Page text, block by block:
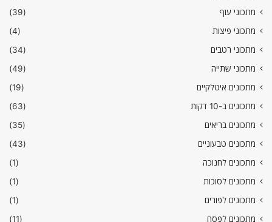
מתכוני עוף
(39)
מתכוני פיצות
(4)
מתכוני רטבים
(34)
מתכוני שתייה
(49)
מתכונים איטלקיים
(19)
מתכונים ב-10 דקות
(63)
מתכונים בריאים
(35)
מתכונים טבעוניים
(43)
מתכונים לחנוכה
(1)
מתכונים לסוכות
(1)
מתכונים לפורים
(1)
מתכונים לפסח
(11)